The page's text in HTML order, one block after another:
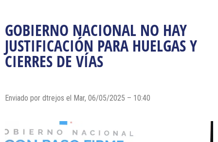
GOBIERNO NACIONAL NO HAY
JUSTIFICACIÓN PARA HUELGAS Y
CIERRES DE VÍAS
Enviado por dtrejos el Mar, 06/05/2025 – 10:40